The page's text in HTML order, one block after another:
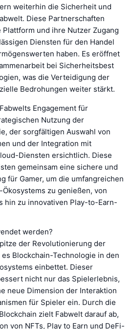
weiterhin die Sicherheit und
Diese Partnerschaften
und ihre Nutzer Zugang
Diensten für den Handel
haben. Es eröffnet
bei Sicherheitsbest
was die Verteidigung der
Bedrohungen weiter stärkt.
Engagement für
Nutzung der
der sorgfältigen Auswahl von
und der Integration mit
Diensten ersichtlich. Diese
gemeinsam eine sichere und
für Gamer, um die umfangreichen
zu genießen, von
hin zu innovativen Play-to-Earn-
werden?
der Revolutionierung der
Blockchain-Technologie in den
einbettet. Dieser
nicht nur das Spielerlebnis,
neue Dimension der Interaktion
für Spieler ein. Durch die
zielt Fabwelt darauf ab,
von NFTs, Play to Earn und DeFi-